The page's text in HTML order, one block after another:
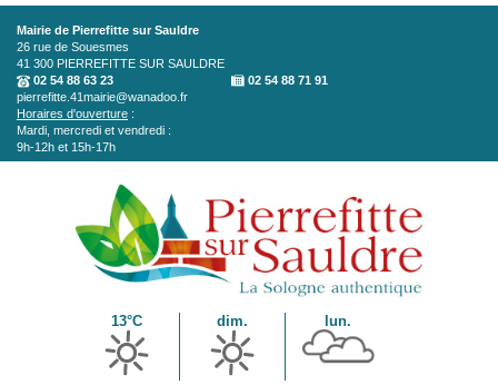
Aller au contenu principal
Mairie de Pierrefitte sur Sauldre
26 rue de Souesmes
41 300 PIERREFITTE SUR SAULDRE
02 54 88 63 23
02 54 88 71 91
pierrefitte.41mairie@wanadoo.fr
Horaires d'ouverture :
Mardi, mercredi et vendredi :
9h-12h et 15h-17h
13°C dim. lun.